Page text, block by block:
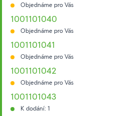
Objednáme pro Vás
1001101040
Objednáme pro Vás
1001101041
Objednáme pro Vás
1001101042
Objednáme pro Vás
1001101043
K dodání: 1